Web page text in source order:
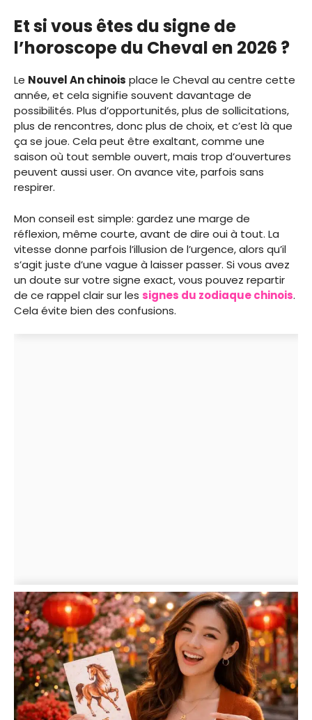
Et si vous êtes du signe de
l’horoscope du Cheval en 2026 ?
Le Nouvel An chinois place le Cheval au centre cette
année, et cela signifie souvent davantage de
possibilités. Plus d’opportunités, plus de sollicitations,
plus de rencontres, donc plus de choix, et c’est là que
ça se joue. Cela peut être exaltant, comme une
saison où tout semble ouvert, mais trop d’ouvertures
peuvent aussi user. On avance vite, parfois sans
respirer.
Mon conseil est simple: gardez une marge de
réflexion, même courte, avant de dire oui à tout. La
vitesse donne parfois l’illusion de l’urgence, alors qu’il
s’agit juste d’une vague à laisser passer. Si vous avez
un doute sur votre signe exact, vous pouvez repartir
de ce rappel clair sur les signes du zodiaque chinois.
Cela évite bien des confusions.